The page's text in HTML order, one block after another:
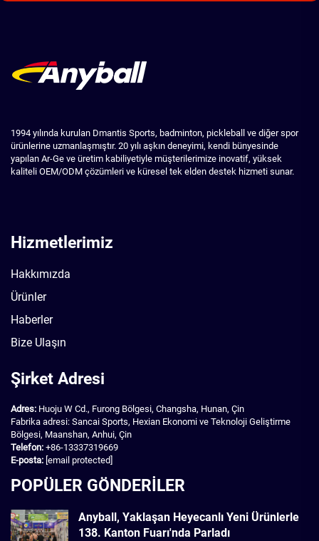
1994 yılında kurulan Dmantis Sports, badminton, pickleball ve diğer spor
ürünlerine uzmanlaşmıştır. 20 yılı aşkın deneyimi, kendi bünyesinde
yapılan Ar-Ge ve üretim kabiliyetiyle müşterilerimize inovatif, yüksek
kaliteli OEM/ODM çözümleri ve küresel tek elden destek hizmeti sunar.
Hizmetlerimiz
Hakkımızda
Ürünler
Haberler
Bize Ulaşın
Şirket Adresi
Adres: Huoju W Cd., Furong Bölgesi, Changsha, Hunan, Çin
Fabrika adresi: Sancai Sports, Hexian Ekonomi ve Teknoloji Geliştirme
Bölgesi, Maanshan, Anhui, Çin
Telefon: +86-13337319669
E-posta: [email protected]
POPÜLER GÖNDERİLER
Anyball, Yaklaşan Heyecanlı Yeni Ürünlerle
138. Kanton Fuarı'nda Parladı